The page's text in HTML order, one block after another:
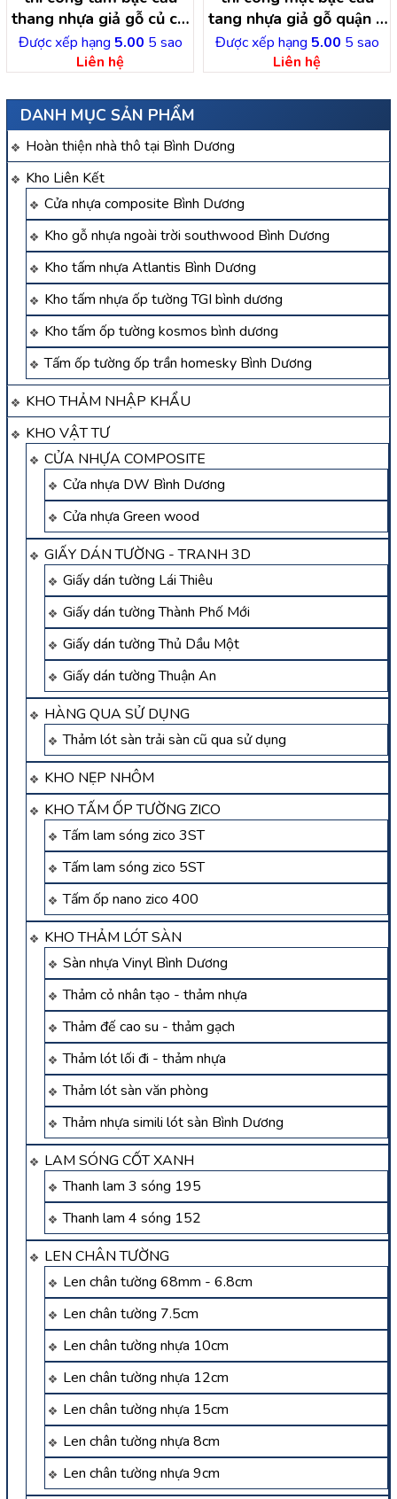
DANH MỤC SẢN PHẨM
Hoàn thiện nhà thô tại Bình Dương
Kho Liên Kết
Cửa nhựa composite Bình Dương
Kho gỗ nhựa ngoài trời southwood Bình Dương
Kho tấm nhựa Atlantis Bình Dương
Kho tấm nhựa ốp tường TGI bình dương
Kho tấm ốp tường kosmos bình dương
Tấm ốp tường ốp trần homesky Bình Dương
KHO THẢM NHẬP KHẨU
KHO VẬT TƯ
CỬA NHỰA COMPOSITE
Cửa nhựa DW Bình Dương
Cửa nhựa Green wood
GIẤY DÁN TƯỜNG - TRANH 3D
Giấy dán tường Lái Thiêu
Giấy dán tường Thành Phố Mới
Giấy dán tường Thủ Dầu Một
Giấy dán tường Thuận An
HÀNG QUA SỬ DỤNG
Thảm lót sàn trải sàn cũ qua sử dụng
KHO NẸP NHÔM
KHO TẤM ỐP TƯỜNG ZICO
Tấm lam sóng zico 3ST
Tấm lam sóng zico 5ST
Tấm ốp nano zico 400
KHO THẢM LÓT SÀN
Sàn nhựa Vinyl Bình Dương
Thảm cỏ nhân tạo - thảm nhựa
Thảm đế cao su - thảm gạch
Thảm lót lối đi - thảm nhựa
Thảm lót sàn văn phòng
Thảm nhựa simili lót sàn Bình Dương
LAM SÓNG CỐT XANH
Thanh lam 3 sóng 195
Thanh lam 4 sóng 152
LEN CHÂN TƯỜNG
Len chân tường 68mm - 6.8cm
Len chân tường 7.5cm
Len chân tường nhựa 10cm
Len chân tường nhựa 12cm
Len chân tường nhựa 15cm
Len chân tường nhựa 8cm
Len chân tường nhựa 9cm
thang nhựa giả gỗ củ chi
– hồ chí minh
Được xếp hạng 5.00 5 sao
Liên hệ
tang nhựa giả gỗ quận 2
– hồ chí minh
Được xếp hạng 5.00 5 sao
Liên hệ